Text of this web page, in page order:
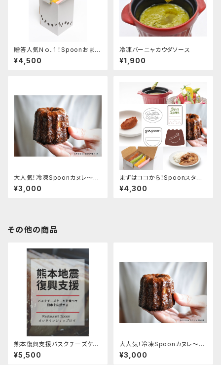
贈答人気Ｎｏ．1 ！Spoonおまか
せスープセット
¥4,500
冷凍バーニャカウダソース
¥1,900
大人気！冷凍Spoonカヌレ〜si
nce 2012〜 (6個セット)
¥3,000
まずはココから！Spoonスター
ターBOX (Vol.1)
¥4,300
その他の商品
熊本復興支援バスクチーズケー
キ
¥5,500
大人気！冷凍Spoonカヌレ〜si
nce 2012〜 (6個セット)
¥3,000